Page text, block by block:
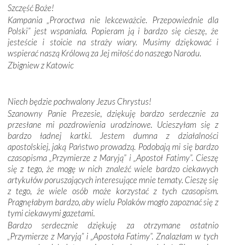
Podczas tej kilkudniowej wyprawy na każdym kroku
spotykaliśmy się z serdeczną otwartością
Portugalczyków. Podziwialiśmy ich ludową sztukę i
zwyczaje. Mimo że nasze kraje są od siebie bardzo
oddalone, w żaden sposób nie czuliśmy się obco.
Sprawiła to oczywiście sama Matka Boża, ale też
kulturowa bliskość biorąca swój początek w naszej
mieliśmy okazję przekonać się, że Maryja swoją opieką
otacza nie tylko nasz naród, lecz wszystkie nacje, które
się Jej ufnie oddają, a także każdą osobę, która zawierza
Jej siebie oraz swych bliskich.
Dzieje Portugalii to również historia wierności Bogu i
odstępstw, także w życiu władców. Trudne momenty w
wymiarze tak osobistym, jak i zbiorowym, przypominają o
konieczności ciągłego zabiegania o własną duszę i o łaskę
Opatrzności. Wierność przynosi pomyślność –
przynajmniej w życiu duchowym. Odstępstwo owocuje
nieszczęściem i śmiercią. Te uniwersalne prawdy
przychodziły na myśl, gdy słuchaliśmy opowieści
Szczęść Boże!
Kampania „Proroctwa nie lekceważcie. Przepowiednie dla
Polski” jest wspaniała. Popieram ją i bardzo się cieszę, że
jesteście i stoicie na straży wiary. Musimy dziękować i
wspierać naszą Królową za Jej miłość do naszego Narodu.
Zbigniew z Katowic
Niech będzie pochwalony Jezus Chrystus!
Szanowny Panie Prezesie, dziękuję bardzo serdecznie za
przesłane mi pozdrowienia urodzinowe. Ucieszyłam się z
bardzo ładnej kartki. Jestem dumna z działalności
apostolskiej, jaką Państwo prowadzą. Podobają mi się bardzo
czasopisma „Przymierze z Maryją” i „Apostoł Fatimy”. Cieszę
się z tego, że mogę w nich znaleźć wiele bardzo ciekawych
artykułów poruszających interesujące mnie tematy. Cieszę się
z tego, że wiele osób może korzystać z tych czasopism.
Pragnęłabym bardzo, aby wielu Polaków mogło zapoznać się z
tymi ciekawymi gazetami.
Bardzo serdecznie dziękuję za otrzymane ostatnio
„Przymierze z Maryją” i „Apostoła Fatimy”. Znalazłam w tych